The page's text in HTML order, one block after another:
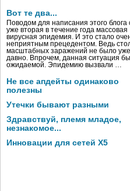
Вот те два...
Поводом для написания этого блога
уже вторая в течение года массовая
вирусная эпидемия. И это стало
неприятным прецедентом. Ведь
масштабных заражений не было
давно. Впрочем, данная ситуация
ожидаемой. Эпидемию вызвали …
Не все апдейты одинаково
полезны
Утечки бывают разными
Здравствуй, племя младое,
незнакомое...
Инновации для сетей X5